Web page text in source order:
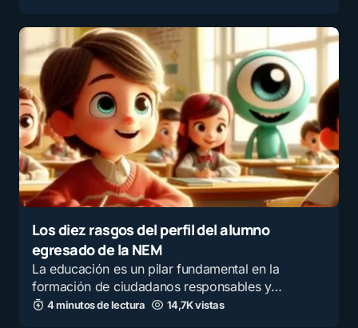
Los diez rasgos del perfil del alumno
egresado de la NEM
La educación es un pilar fundamental en la
formación de ciudadanos responsables y…
4 minutos de lectura 14,7K vistas